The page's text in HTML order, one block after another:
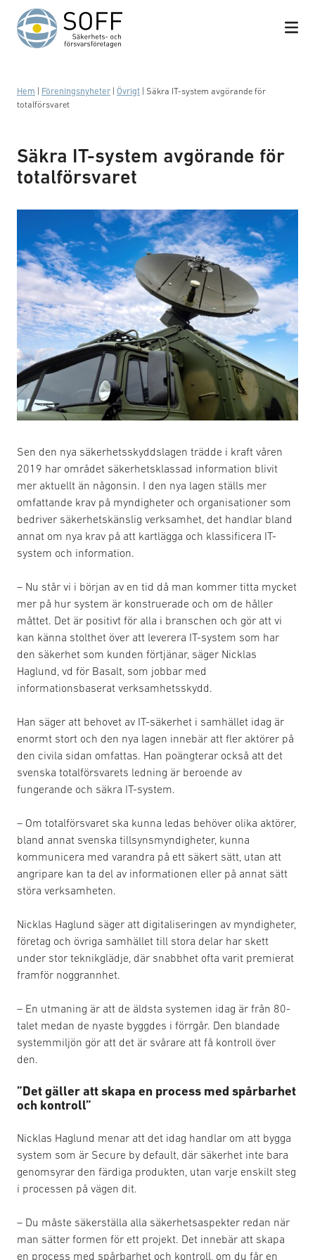
Hoppa till innehåll
Hem Föreningsnyheter Övrigt
Säkra IT-system avgörande för
totalförsvaret
Säkra IT-system avgörande för
totalförsvaret
Sen den nya säkerhetsskyddslagen trädde i kraft våren
2019 har området säkerhetsklassad information blivit
mer aktuellt än någonsin. I den nya lagen ställs mer
omfattande krav på myndigheter och organisationer som
bedriver säkerhetskänslig verksamhet, det handlar bland
annat om nya krav på att kartlägga och klassificera IT-
system och information.
– Nu står vi i början av en tid då man kommer titta mycket
mer på hur system är konstruerade och om de håller
måttet. Det är positivt för alla i branschen och gör att vi
kan känna stolthet över att leverera IT-system som har
den säkerhet som kunden förtjänar, säger Nicklas
Haglund, vd för Basalt, som jobbar med
informationsbaserat verksamhetsskydd.
Han säger att behovet av IT-säkerhet i samhället idag är
enormt stort och den nya lagen innebär att fler aktörer på
den civila sidan omfattas. Han poängterar också att det
svenska totalförsvarets ledning är beroende av
fungerande och säkra IT-system.
– Om totalförsvaret ska kunna ledas behöver olika aktörer,
bland annat svenska tillsynsmyndigheter, kunna
kommunicera med varandra på ett säkert sätt, utan att
angripare kan ta del av informationen eller på annat sätt
störa verksamheten.
Nicklas Haglund säger att digitaliseringen av myndigheter,
företag och övriga samhället till stora delar har skett
under stor teknikglädje, där snabbhet ofta varit premierat
framför noggrannhet.
– En utmaning är att de äldsta systemen idag är från 80-
talet medan de nyaste byggdes i förrgår. Den blandade
systemmiljön gör att det är svårare att få kontroll över
den.
”Det gäller att skapa en process med spårbarhet
och kontroll”
Nicklas Haglund menar att det idag handlar om att bygga
system som är Secure by default, där säkerhet inte bara
genomsyrar den färdiga produkten, utan varje enskilt steg
i processen på vägen dit.
– Du måste säkerställa alla säkerhetsaspekter redan när
man sätter formen för ett projekt. Det innebär att skapa
en process med spårbarhet och kontroll, om du får en